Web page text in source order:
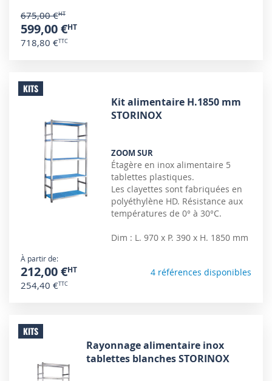
675,00 €
599,00 €
718,80 €
KITS
Kit alimentaire H.1850 mm
STORINOX
ZOOM SUR
Étagère en inox alimentaire 5
tablettes plastiques.
Les clayettes sont fabriquées en
polyéthylène HD. Résistance aux
températures de 0° à 30°C.
Dim : L. 970 x P. 390 x H. 1850 mm
À partir de
212,00 €
254,40 €
4 références disponibles
KITS
Rayonnage alimentaire inox
tablettes blanches STORINOX